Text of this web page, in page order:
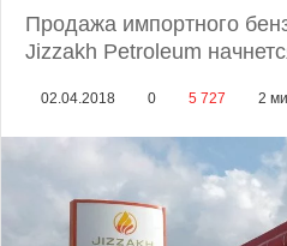
Продажа импортного
Jizzakh Petroleum
02.04.2018 0 5 727 2